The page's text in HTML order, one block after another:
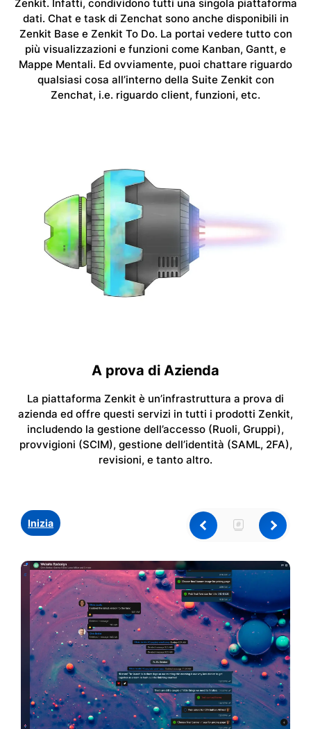
Zenkit. Infatti, condividono tutti una singola piattaforma
dati. Chat e task di Zenchat sono anche disponibili in
Zenkit Base e Zenkit To Do. La portai vedere tutto con
più visualizzazioni e funzioni come Kanban, Gantt, e
Mappe Mentali. Ed ovviamente, puoi chattare riguardo
qualsiasi cosa all’interno della Suite Zenkit con
Zenchat, i.e. riguardo client, funzioni, etc.
A prova di Azienda
La piattaforma Zenkit è un’infrastruttura a prova di
azienda ed offre questi servizi in tutti i prodotti Zenkit,
includendo la gestione dell’accesso (Ruoli, Gruppi),
provvigioni (SCIM), gestione dell’identità (SAML, 2FA),
revisioni, e tanto altro.
Inizia